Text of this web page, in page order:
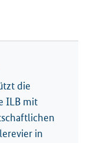
die
ILB mit
in